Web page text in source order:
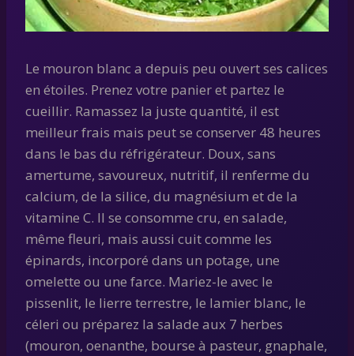
Le mouron blanc a depuis peu ouvert ses calices
en étoiles. Prenez votre panier et partez le
cueillir. Ramassez la juste quantité, il est
meilleur frais mais peut se conserver 48 heures
dans le bas du réfrigérateur. Doux, sans
amertume, savoureux, nutritif, il renferme du
calcium, de la silice, du magnésium et de la
vitamine C. Il se consomme cru, en salade,
même fleuri, mais aussi cuit comme les
épinards, incorporé dans un potage, une
omelette ou une farce. Mariez-le avec le
pissenlit, le lierre terrestre, le lamier blanc, le
céleri ou préparez la salade aux 7 herbes
(mouron, oenanthe, bourse à pasteur, gnaphale,